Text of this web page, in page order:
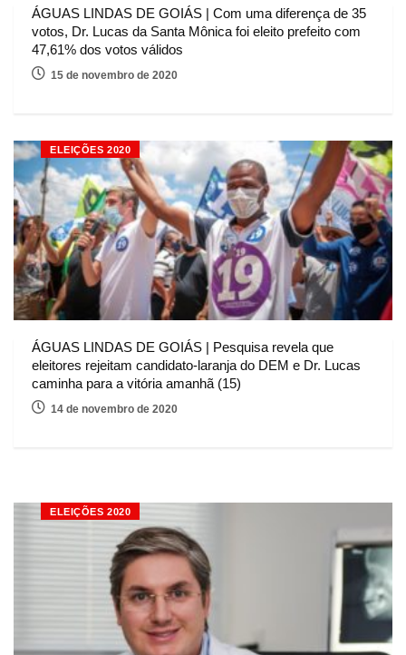
ÁGUAS LINDAS DE GOIÁS | Com uma diferença de 35
votos, Dr. Lucas da Santa Mônica foi eleito prefeito com
47,61% dos votos válidos
15 de novembro de 2020
ELEIÇÕES 2020
ÁGUAS LINDAS DE GOIÁS | Pesquisa revela que
eleitores rejeitam candidato-laranja do DEM e Dr. Lucas
caminha para a vitória amanhã (15)
14 de novembro de 2020
ELEIÇÕES 2020